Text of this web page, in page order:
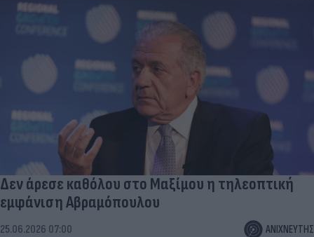
Δεν άρεσε καθόλου στο Μαξίμου η τηλεοπτική
εμφάνιση Αβραμόπουλου
25.06.2026 07:00 ΑΝΙΧΝΕΥΤΗΣ